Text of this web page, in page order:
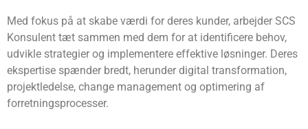
Med fokus på at skabe værdi for deres kunder, arbejder SCS
Konsulent tæt sammen med dem for at identificere behov,
udvikle strategier og implementere effektive løsninger. Deres
ekspertise spænder bredt, herunder digital transformation,
projektledelse, change management og optimering af
forretningsprocesser.